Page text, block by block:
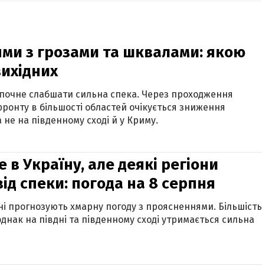
з грозами та шквалами: якою
слабшати сильна спека. Через проходження
в більшості областей очікується зниження
на південному сході й у Криму.
Україну, але деякі регіони
спеки: погода на 8 серпня
прогнозують хмарну погоду з проясненнями. Більшість
на півдні та південному сході утримається сильна